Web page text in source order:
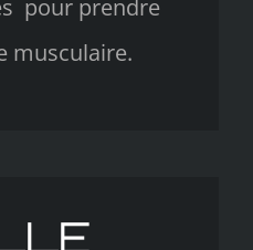
pour prendre
musculaire.